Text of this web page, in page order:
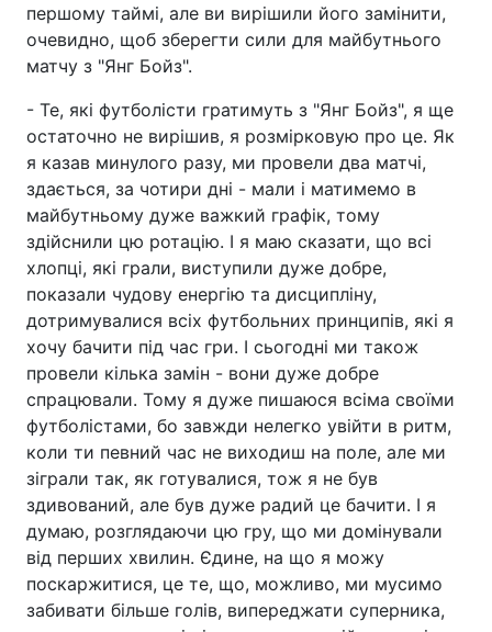
першому таймі, але ви вирішили його замінити,
очевидно, щоб зберегти сили для майбутнього
матчу з "Янг Бойз".
- Те, які футболісти гратимуть з "Янг Бойз", я ще
остаточно не вирішив, я розмірковую про це. Як
я казав минулого разу, ми провели два матчі,
здається, за чотири дні - мали і матимемо в
майбутньому дуже важкий графік, тому
здійснили цю ротацію. І я маю сказати, що всі
хлопці, які грали, виступили дуже добре,
показали чудову енергію та дисципліну,
дотримувалися всіх футбольних принципів, які я
хочу бачити під час гри. І сьогодні ми також
провели кілька замін - вони дуже добре
спрацювали. Тому я дуже пишаюся всіма своїми
футболістами, бо завжди нелегко увійти в ритм,
коли ти певний час не виходиш на поле, але ми
зіграли так, як готувалися, тож я не був
здивований, але був дуже радий це бачити. І я
думаю, розглядаючи цю гру, що ми домінували
від перших хвилин. Єдине, на що я можу
поскаржитися, це те, що, можливо, ми мусимо
забивати більше голів, випереджати суперника,